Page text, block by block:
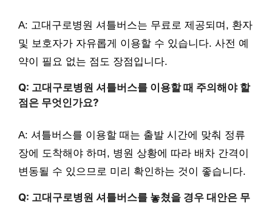
A: 고대구로병원 셔틀버스는 무료로 제공되며, 환자
및 보호자가 자유롭게 이용할 수 있습니다. 사전 예
약이 필요 없는 점도 장점입니다.
Q: 고대구로병원 셔틀버스를 이용할 때 주의해야 할
점은 무엇인가요?
A: 셔틀버스를 이용할 때는 출발 시간에 맞춰 정류
장에 도착해야 하며, 병원 상황에 따라 배차 간격이
변동될 수 있으므로 미리 확인하는 것이 좋습니다.
Q: 고대구로병원 셔틀버스를 놓쳤을 경우 대안은 무